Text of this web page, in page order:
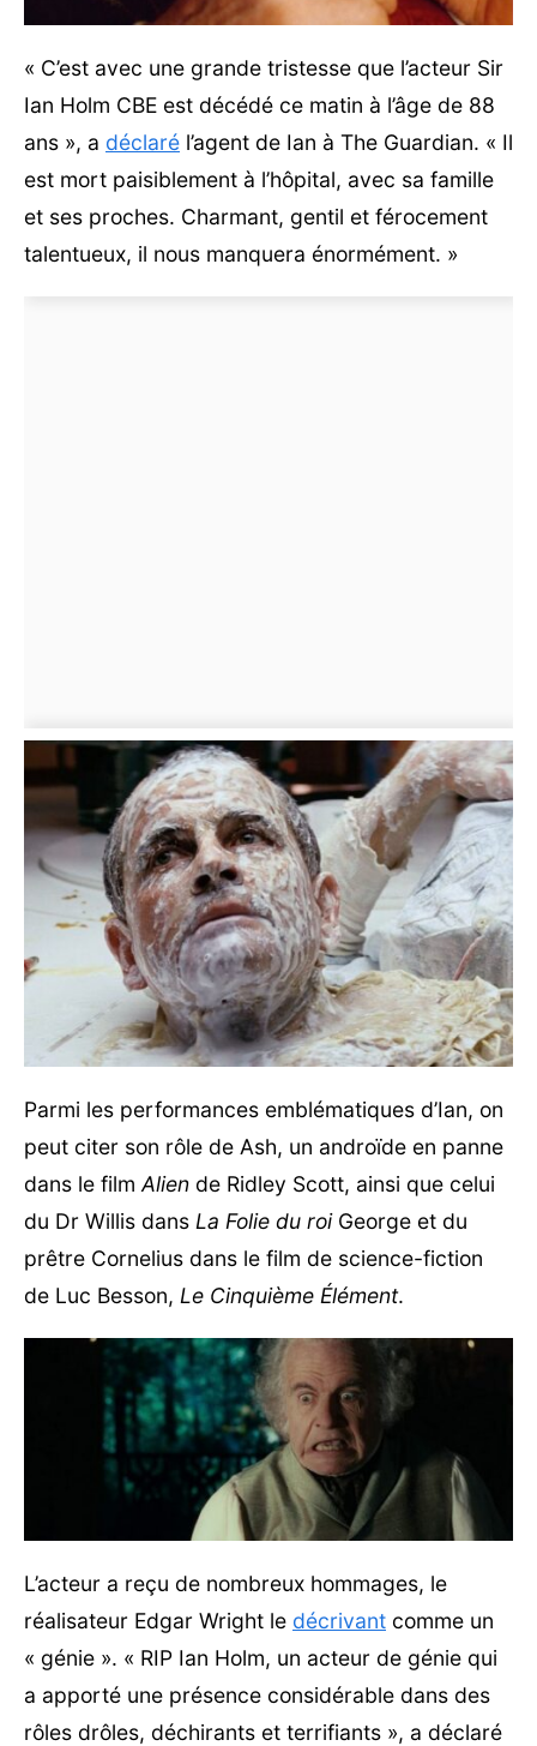
« C’est avec une grande tristesse que l’acteur Sir
Ian Holm CBE est décédé ce matin à l’âge de 88
ans », a déclaré l’agent de Ian à The Guardian. « Il
est mort paisiblement à l’hôpital, avec sa famille
et ses proches. Charmant, gentil et férocement
talentueux, il nous manquera énormément. »
Parmi les performances emblématiques d’Ian, on
peut citer son rôle de Ash, un androïde en panne
dans le film Alien de Ridley Scott, ainsi que celui
du Dr Willis dans La Folie du roiGeorge et du
prêtre Cornelius dans le film de science-fiction
de Luc Besson, Le Cinquième Élément.
L’acteur a reçu de nombreux hommages, le
réalisateur Edgar Wright le décrivant comme un
« génie ». « RIP Ian Holm, un acteur de génie qui
a apporté une présence considérable dans des
rôles drôles, déchirants et terrifiants », a déclaré